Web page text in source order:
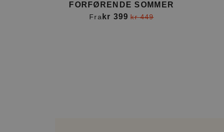
FORFØRENDE SOMMER
Fra kr 399 kr 449